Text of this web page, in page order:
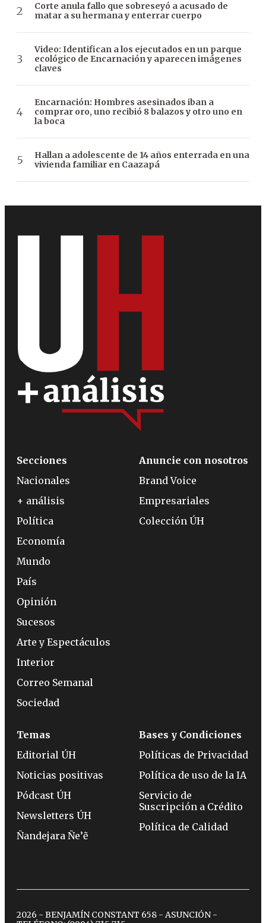
Corte anula fallo que sobreseyó a acusado de
matar a su hermana y enterrar cuerpo
Video: Identifican a los ejecutados en un parque
ecológico de Encarnación y aparecen imágenes
claves
Encarnación: Hombres asesinados iban a
comprar oro, uno recibió 8 balazos y otro uno en
la boca
Hallan a adolescente de 14 años enterrada en una
vivienda familiar en Caazapá
Secciones
Nacionales
+ análisis
Política
Economía
Mundo
País
Opinión
Sucesos
Arte y Espectáculos
Interior
Correo Semanal
Sociedad
Anuncie con nosotros
Brand Voice
Empresariales
Colección ÚH
Temas
Editorial ÚH
Noticias positivas
Pódcast ÚH
Newsletters ÚH
Ñandejara Ñe’ẽ
Bases y Condiciones
Políticas de Privacidad
Política de uso de la IA
Servicio de
Suscripción a Crédito
Política de Calidad
2026 - BENJAMÍN CONSTANT 658 - ASUNCIÓN -